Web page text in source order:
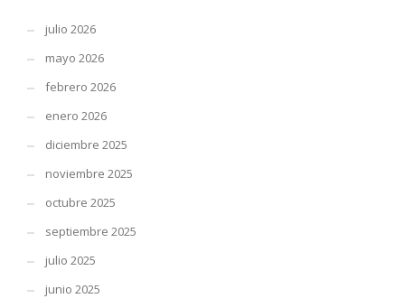
julio 2026
mayo 2026
febrero 2026
enero 2026
diciembre 2025
noviembre 2025
octubre 2025
septiembre 2025
julio 2025
junio 2025